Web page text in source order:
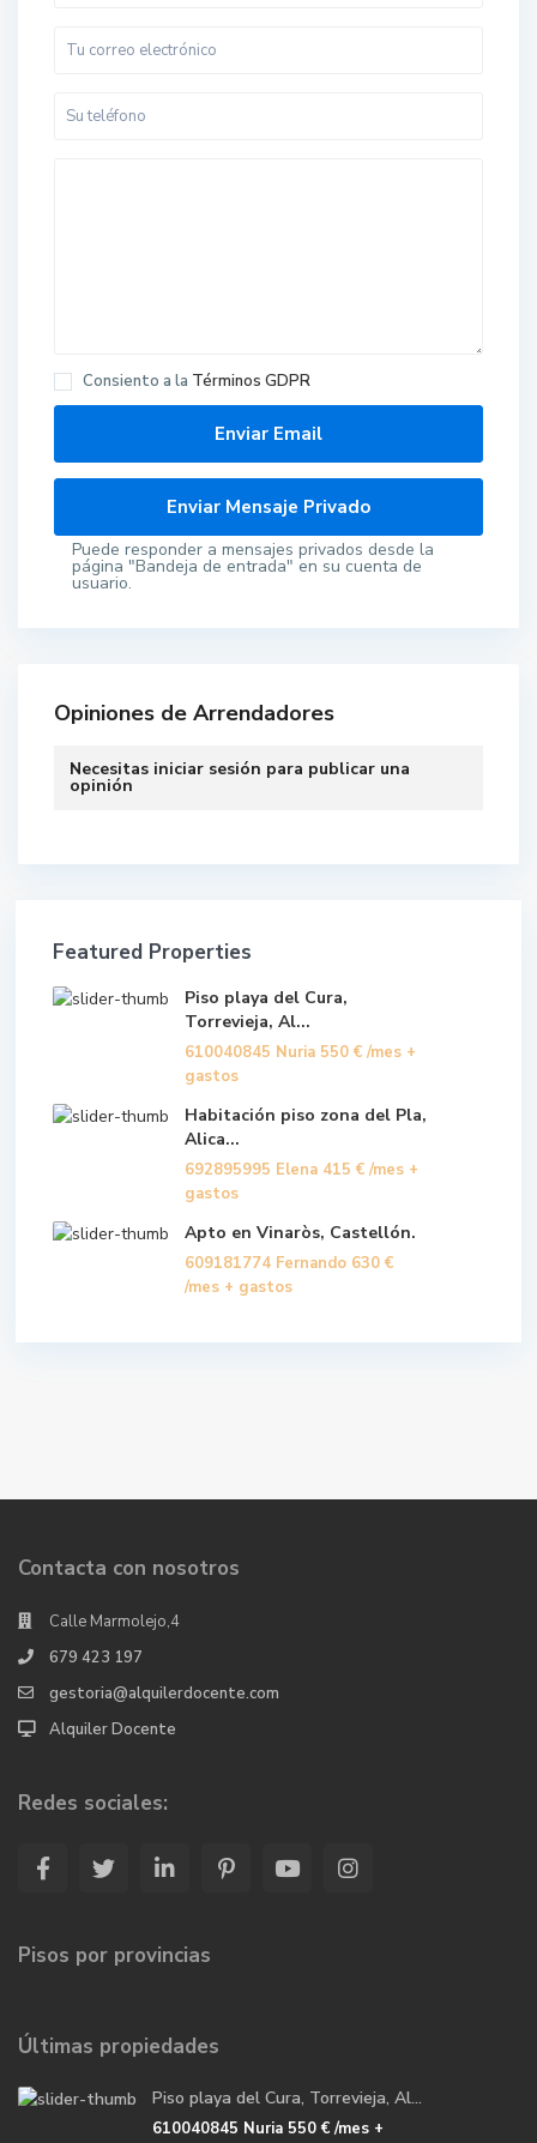
Consiento a la Términos GDPR
Puede responder a mensajes privados desde la
página "Bandeja de entrada" en su cuenta de
usuario.
Opiniones de Arrendadores
Necesitas iniciar sesión para publicar una
opinión
Featured Properties
Piso playa del Cura,
Torrevieja, Al...
610040845 Nuria 550 € /mes +
gastos
Habitación piso zona del Pla,
Alica...
692895995 Elena 415 € /mes +
gastos
Apto en Vinaròs, Castellón.
609181774 Fernando 630 €
/mes + gastos
Contacta con nosotros
Calle Marmolejo,4
679 423 197
gestoria@alquilerdocente.com
Alquiler Docente
Redes sociales:
Pisos por provincias
Últimas propiedades
Piso playa del Cura, Torrevieja, Al...
610040845 Nuria 550 €/mes +